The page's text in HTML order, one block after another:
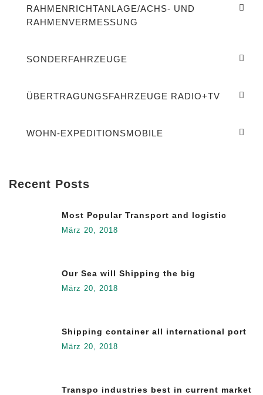
RAHMENRICHTANLAGE/ACHS- UND
RAHMENVERMESSUNG
SONDERFAHRZEUGE
ÜBERTRAGUNGSFAHRZEUGE RADIO+TV
WOHN-EXPEDITIONSMOBILE
Recent Posts
Most Popular Transport and logistic
März 20, 2018
Our Sea will Shipping the big
März 20, 2018
Shipping container all international port
März 20, 2018
Transpo industries best in current market